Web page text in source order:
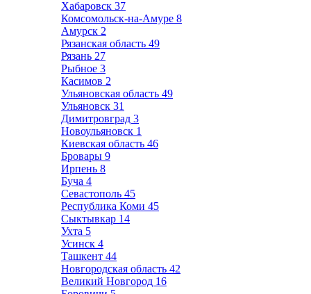
Хабаровск 37
Комсомольск-на-Амуре 8
Амурск 2
Рязанская область 49
Рязань 27
Рыбное 3
Касимов 2
Ульяновская область 49
Ульяновск 31
Димитровград 3
Новоульяновск 1
Киевская область 46
Бровары 9
Ирпень 8
Буча 4
Севастополь 45
Республика Коми 45
Сыктывкар 14
Ухта 5
Усинск 4
Ташкент 44
Новгородская область 42
Великий Новгород 16